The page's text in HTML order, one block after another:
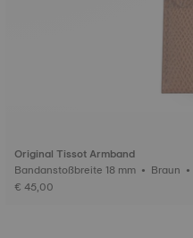
Original Tissot Armband
€ 45,00